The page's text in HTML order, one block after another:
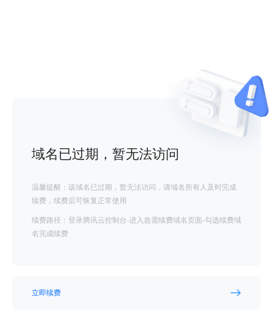
域名已过期，暂无法访问
温馨提醒：该域名已过期，暂无法访问，请域名所有人及时完成
续费，续费后可恢复正常使用
续费路径：登录腾讯云控制台-进入急需续费域名页面-勾选续费域
名完成续费
立即续费